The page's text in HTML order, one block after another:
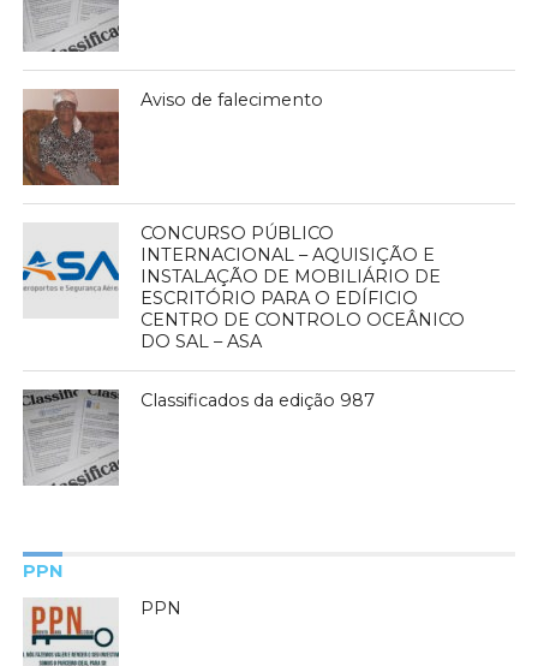
Aviso de falecimento
CONCURSO PÚBLICO
INTERNACIONAL – AQUISIÇÃO E
INSTALAÇÃO DE MOBILIÁRIO DE
ESCRITÓRIO PARA O EDÍFICIO
CENTRO DE CONTROLO OCEÂNICO
DO SAL – ASA
Classificados da edição 987
PPN
PPN